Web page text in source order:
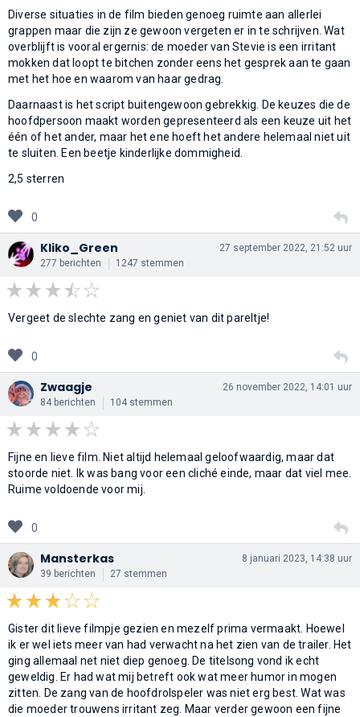
Diverse situaties in de film bieden genoeg ruimte aan allerlei
grappen maar die zijn ze gewoon vergeten er in te schrijven. Wat
overblijft is vooral ergernis: de moeder van Stevie is een irritant
mokken dat loopt te bitchen zonder eens het gesprek aan te gaan
met het hoe en waarom van haar gedrag.
Daarnaast is het script buitengewoon gebrekkig. De keuzes die de
hoofdpersoon maakt worden gepresenteerd als een keuze uit het
één of het ander, maar het ene hoeft het andere helemaal niet uit
te sluiten. Een beetje kinderlijke dommigheid.
2,5 sterren
0
Kliko_Green
277 berichten 1247 stemmen
27 september 2022, 21:52 uur
Vergeet de slechte zang en geniet van dit pareltje!
0
Zwaagje
84 berichten 104 stemmen
26 november 2022, 14:01 uur
Fijne en lieve film. Niet altijd helemaal geloofwaardig, maar dat
stoorde niet. Ik was bang voor een cliché einde, maar dat viel mee.
Ruime voldoende voor mij.
0
Mansterkas
39 berichten 27 stemmen
8 januari 2023, 14:38 uur
Gister dit lieve filmpje gezien en mezelf prima vermaakt. Hoewel
ik er wel iets meer van had verwacht na het zien van de trailer. Het
ging allemaal net niet diep genoeg. De titelsong vond ik echt
geweldig. Er had wat mij betreft ook wat meer humor in mogen
zitten. De zang van de hoofdrolspeler was niet erg best. Wat was
die moeder trouwens irritant zeg. Maar verder gewoon een fijne